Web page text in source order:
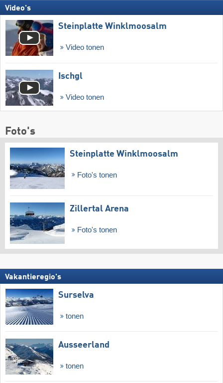
Video's
Steinplatte Winklmoosalm
Video tonen
Ischgl
Video tonen
Foto's
Steinplatte Winklmoosalm
Foto's tonen
Zillertal Arena
Foto's tonen
Vakantieregio's
Surselva
tonen
Ausseerland
tonen